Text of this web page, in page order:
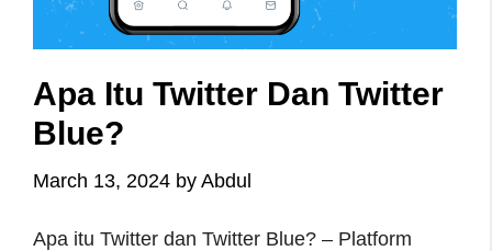
Apa Itu Twitter Dan Twitter
Blue?
March 13, 2024 by Abdul
Apa itu Twitter dan Twitter Blue? – Platform